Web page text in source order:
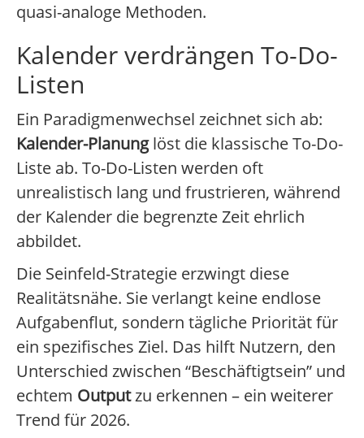
quasi-analoge Methoden.
Kalender verdrängen To-Do-
Listen
Ein Paradigmenwechsel zeichnet sich ab:
Kalender-Planunglöst die klassische To-Do-
Liste ab. To-Do-Listen werden oft
unrealistisch lang und frustrieren, während
der Kalender die begrenzte Zeit ehrlich
abbildet.
Die Seinfeld-Strategie erzwingt diese
Realitätsnähe. Sie verlangt keine endlose
Aufgabenflut, sondern tägliche Priorität für
ein spezifisches Ziel. Das hilft Nutzern, den
Unterschied zwischen “Beschäftigtsein” und
echtem Outputzu erkennen – ein weiterer
Trend für 2026.